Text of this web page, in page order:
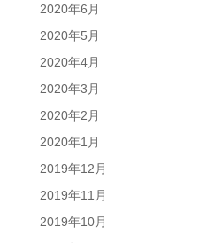
2020年6月
2020年5月
2020年4月
2020年3月
2020年2月
2020年1月
2019年12月
2019年11月
2019年10月